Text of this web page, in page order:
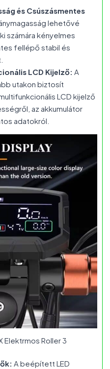
és Csúszásmentes
lehetővé
számára kényelmes
fellépő stabil és
LCD Kijelző: A
utakon biztosít
LCD kijelző
az akkumulátor
adatokról.
Elektrmos Roller 3
A beépített LED